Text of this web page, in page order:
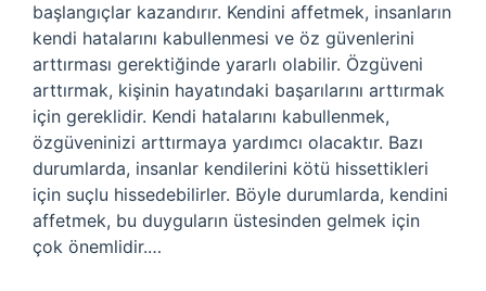
başlangıçlar kazandırır. Kendini affetmek, insanların
kendi hatalarını kabullenmesi ve öz güvenlerini
arttırması gerektiğinde yararlı olabilir. Özgüveni
arttırmak, kişinin hayatındaki başarılarını arttırmak
için gereklidir. Kendi hatalarını kabullenmek,
özgüveninizi arttırmaya yardımcı olacaktır. Bazı
durumlarda, insanlar kendilerini kötü hissettikleri
için suçlu hissedebilirler. Böyle durumlarda, kendini
affetmek, bu duyguların üstesinden gelmek için
çok önemlidir.…